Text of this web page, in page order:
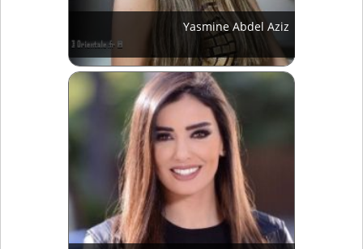
Yasmine Abdel Aziz